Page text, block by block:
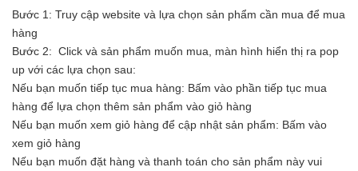
Bước 1: Truy cập website và lựa chọn sản phẩm cần mua để mua
hàng
Bước 2: Click và sản phẩm muốn mua, màn hình hiển thị ra pop
up với các lựa chọn sau:
Nếu bạn muốn tiếp tục mua hàng: Bấm vào phần tiếp tục mua
hàng để lựa chọn thêm sản phẩm vào giỏ hàng
Nếu bạn muốn xem giỏ hàng để cập nhật sản phẩm: Bấm vào
xem giỏ hàng
Nếu bạn muốn đặt hàng và thanh toán cho sản phẩm này vui